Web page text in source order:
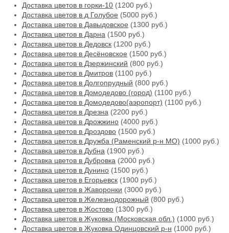
Доставка цветов в горки-10 (1200 руб.)
Доставка цветов в д Голубое (5000 руб.)
Доставка цветов в Давыдовское (1300 руб.)
Доставка цветов в Дарна (1500 руб.)
Доставка цветов в Дедовск (1200 руб.)
Доставка цветов в Десёновское (1500 руб.)
Доставка цветов в Дзержинский (800 руб.)
Доставка цветов в Дмитров (1100 руб.)
Доставка цветов в Долгопрудный (800 руб.)
Доставка цветов в Домодедово (город) (1100 руб.)
Доставка цветов в Домодедово(аэропорт) (1100 руб.)
Доставка цветов в Дрезна (2200 руб.)
Доставка цветов в Дрожжино (4000 руб.)
Доставка цветов в Дроздово (1500 руб.)
Доставка цветов в Дружба (Раменский р-н МО) (1000 руб.)
Доставка цветов в Дубна (1900 руб.)
Доставка цветов в Дубровка (2000 руб.)
Доставка цветов в Дунино (1500 руб.)
Доставка цветов в Егорьевск (1900 руб.)
Доставка цветов в Жаворонки (3000 руб.)
Доставка цветов в Железнодорожный (800 руб.)
Доставка цветов в Жостово (1300 руб.)
Доставка цветов в Жуковка (Московская обл.) (1000 руб.)
Доставка цветов в Жуковка Одинцовский р-н (1000 руб.)